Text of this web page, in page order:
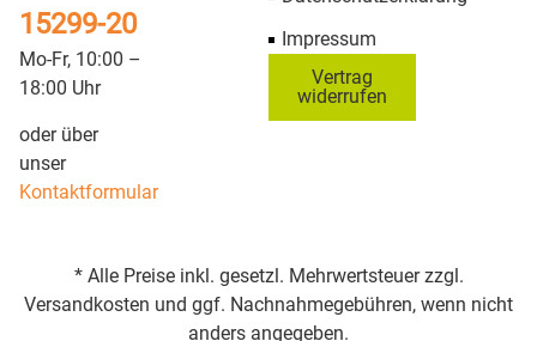
15299-20
Mo-Fr, 10:00 –
18:00 Uhr
oder über
unser
Kontaktformular
Impressum
Vertrag
widerrufen
* Alle Preise inkl. gesetzl. Mehrwertsteuer zzgl.
Versandkosten und ggf. Nachnahmegebühren, wenn nicht
anders angegeben.